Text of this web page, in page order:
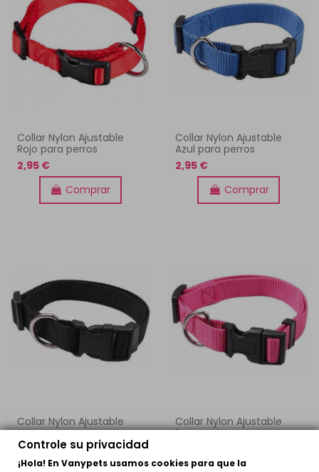
Collar Nylon Ajustable
Rojo para perros
2,95 €
Comprar
Collar Nylon Ajustable
Azul para perros
2,95 €
Comprar
Collar Nylon Ajustable
Negro para perros
2,95 €
Collar Nylon Ajustable
Rosa para perros
Controle su privacidad
¡Hola! En Vanypets usamos cookies para que la